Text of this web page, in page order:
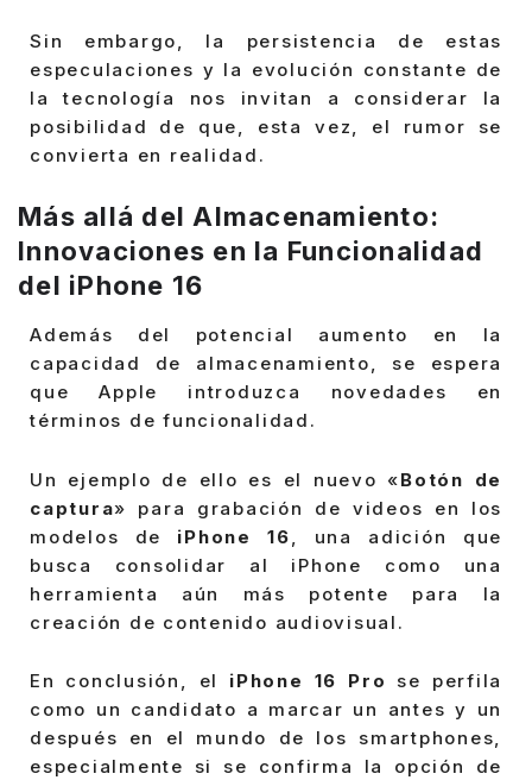
Sin embargo, la persistencia de estas
especulaciones y la evolución constante de
la tecnología nos invitan a considerar la
posibilidad de que, esta vez, el rumor se
convierta en realidad.
Más allá del Almacenamiento:
Innovaciones en la Funcionalidad
del iPhone 16
Además del potencial aumento en la
capacidad de almacenamiento, se espera
que Apple introduzca novedades en
términos de funcionalidad.
Un ejemplo de ello es el nuevo «Botón de
captura» para grabación de videos en los
modelos de iPhone 16, una adición que
busca consolidar al iPhone como una
herramienta aún más potente para la
creación de contenido audiovisual.
En conclusión, el iPhone 16 Pro se perfila
como un candidato a marcar un antes y un
después en el mundo de los smartphones,
especialmente si se confirma la opción de